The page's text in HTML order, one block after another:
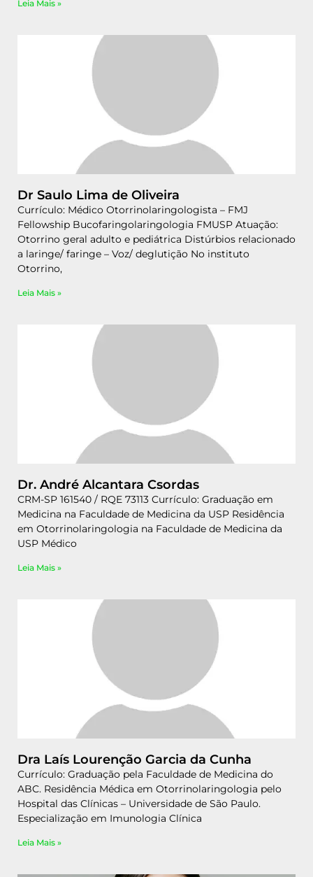
Leia Mais »
Dr Saulo Lima de Oliveira
Currículo: Médico Otorrinolaringologista – FMJ
Fellowship Bucofaringolaringologia FMUSP Atuação:
Otorrino geral adulto e pediátrica Distúrbios relacionado
a laringe/ faringe – Voz/ deglutição No instituto
Otorrino,
Leia Mais »
Dr. André Alcantara Csordas
CRM-SP 161540 / RQE 73113 Currículo: Graduação em
Medicina na Faculdade de Medicina da USP Residência
em Otorrinolaringologia na Faculdade de Medicina da
USP Médico
Leia Mais »
Dra Laís Lourenção Garcia da Cunha
Currículo: Graduação pela Faculdade de Medicina do
ABC. Residência Médica em Otorrinolaringologia pelo
Hospital das Clínicas – Universidade de São Paulo.
Especialização em Imunologia Clínica
Leia Mais »